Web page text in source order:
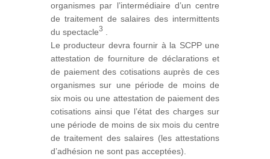
organismes par l’intermédiaire d’un centre
de traitement de salaires des intermittents
du spectacle3 .
Le producteur devra fournir à la SCPP une
attestation de fourniture de déclarations et
de paiement des c​​otisations auprès de ces
organismes sur une période de moins de
six mois ou une attestation de paiement des
cotisations ainsi que l’état des charges sur
une période de moins de six mois du centre
de traitement des salaires (les attestations
d’adhésion ne sont pas acceptées).